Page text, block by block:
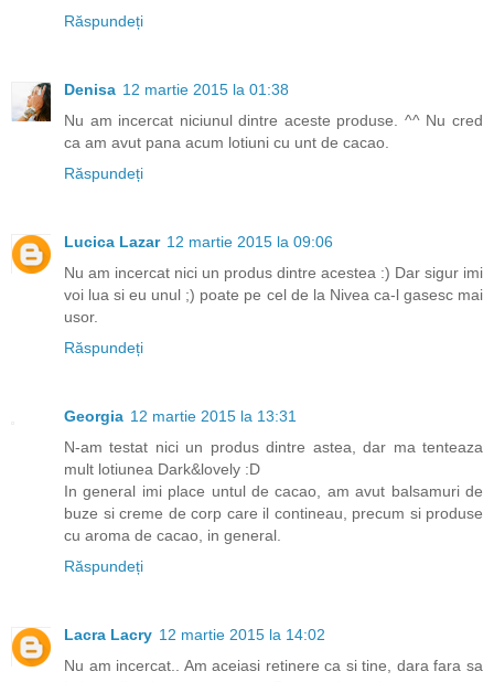
Răspundeți
Denisa 12 martie 2015 la 01:38
Nu am incercat niciunul dintre aceste produse. ^^ Nu cred
ca am avut pana acum lotiuni cu unt de cacao.
Răspundeți
Lucica Lazar 12 martie 2015 la 09:06
Nu am incercat nici un produs dintre acestea :) Dar sigur imi
voi lua si eu unul ;) poate pe cel de la Nivea ca-l gasesc mai
usor.
Răspundeți
Georgia 12 martie 2015 la 13:31
N-am testat nici un produs dintre astea, dar ma tenteaza
mult lotiunea Dark&lovely :D
In general imi place untul de cacao, am avut balsamuri de
buze si creme de corp care il contineau, precum si produse
cu aroma de cacao, in general.
Răspundeți
Lacra Lacry 12 martie 2015 la 14:02
Nu am incercat.. Am aceiasi retinere ca si tine, dara fara sa